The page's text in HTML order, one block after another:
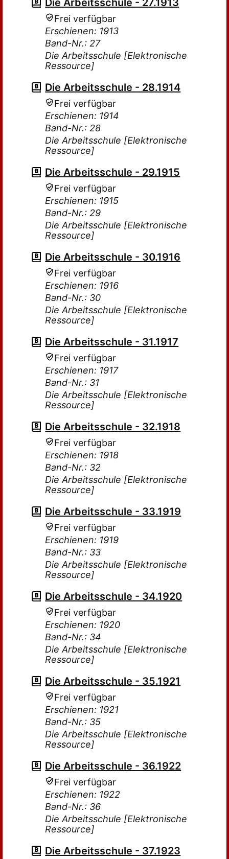
Die Arbeitsschule - 27.1913
Frei verfügbar
Erschienen: 1913
Band-Nr.: 27
Die Arbeitsschule [Elektronische
Ressource]
Die Arbeitsschule - 28.1914
Frei verfügbar
Erschienen: 1914
Band-Nr.: 28
Die Arbeitsschule [Elektronische
Ressource]
Die Arbeitsschule - 29.1915
Frei verfügbar
Erschienen: 1915
Band-Nr.: 29
Die Arbeitsschule [Elektronische
Ressource]
Die Arbeitsschule - 30.1916
Frei verfügbar
Erschienen: 1916
Band-Nr.: 30
Die Arbeitsschule [Elektronische
Ressource]
Die Arbeitsschule - 31.1917
Frei verfügbar
Erschienen: 1917
Band-Nr.: 31
Die Arbeitsschule [Elektronische
Ressource]
Die Arbeitsschule - 32.1918
Frei verfügbar
Erschienen: 1918
Band-Nr.: 32
Die Arbeitsschule [Elektronische
Ressource]
Die Arbeitsschule - 33.1919
Frei verfügbar
Erschienen: 1919
Band-Nr.: 33
Die Arbeitsschule [Elektronische
Ressource]
Die Arbeitsschule - 34.1920
Frei verfügbar
Erschienen: 1920
Band-Nr.: 34
Die Arbeitsschule [Elektronische
Ressource]
Die Arbeitsschule - 35.1921
Frei verfügbar
Erschienen: 1921
Band-Nr.: 35
Die Arbeitsschule [Elektronische
Ressource]
Die Arbeitsschule - 36.1922
Frei verfügbar
Erschienen: 1922
Band-Nr.: 36
Die Arbeitsschule [Elektronische
Ressource]
Die Arbeitsschule - 37.1923